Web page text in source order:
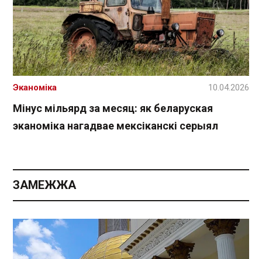
Мінус мільярд за месяц: як беларуская
эканоміка нагадвае мексіканскі серыял
Эканоміка 10.04.2026
ЗАМЕЖЖА